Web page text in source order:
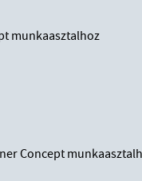
munkaasztalhoz
Concept